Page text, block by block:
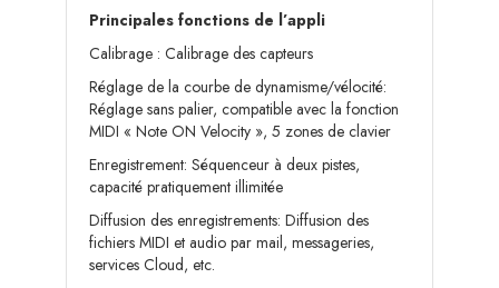
Principales fonctions de l’appli
Calibrage : Calibrage des capteurs
Réglage de la courbe de dynamisme/vélocité:
Réglage sans palier, compatible avec la fonction
MIDI « Note ON Velocity », 5 zones de clavier
Enregistrement: Séquenceur à deux pistes,
capacité pratiquement illimitée
Diffusion des enregistrements: Diffusion des
fichiers MIDI et audio par mail, messageries,
services Cloud, etc.